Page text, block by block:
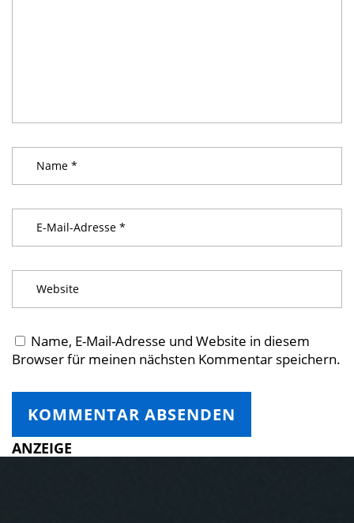
Name, E-Mail-Adresse und Website in diesem
Browser für meinen nächsten Kommentar speichern.
ANZEIGE